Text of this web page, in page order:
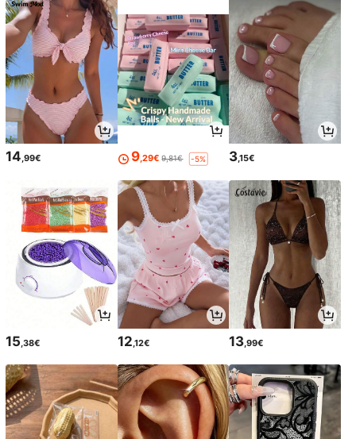
14,99€ 9,29€ 9,81€ -5% 3,15€
15 ,38€ 12 ,12€ 13 ,99€